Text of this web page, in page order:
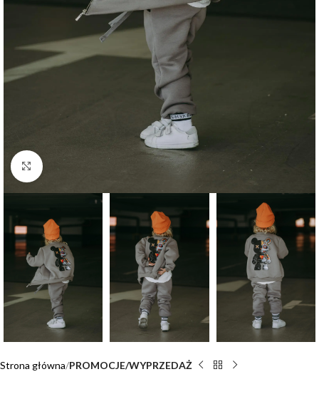
Click to enlarge
Strona główna PROMOCJE/WYPRZEDAŻ